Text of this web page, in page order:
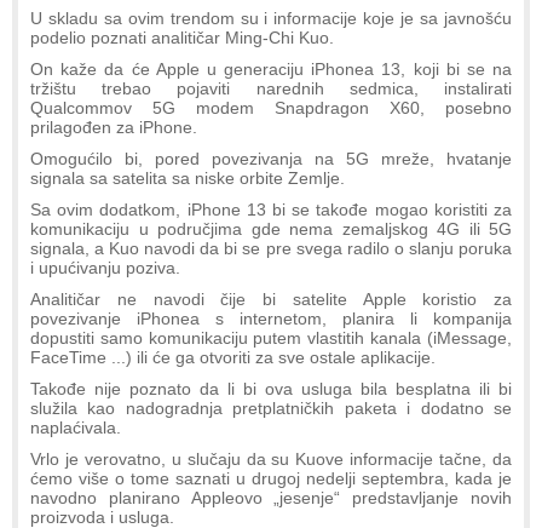
U skladu sa ovim trendom su i informacije koje je sa javnošću
podelio poznati analitičar Ming-Chi Kuo.
On kaže da će Apple u generaciju iPhonea 13, koji bi se na
tržištu trebao pojaviti narednih sedmica, instalirati
Qualcommov 5G modem Snapdragon X60, posebno
prilagođen za iPhone.
Omogućilo bi, pored povezivanja na 5G mreže, hvatanje
signala sa satelita sa niske orbite Zemlje.
Sa ovim dodatkom, iPhone 13 bi se takođe mogao koristiti za
komunikaciju u područjima gde nema zemaljskog 4G ili 5G
signala, a Kuo navodi da bi se pre svega radilo o slanju poruka
i upućivanju poziva.
Analitičar ne navodi čije bi satelite Apple koristio za
povezivanje iPhonea s internetom, planira li kompanija
dopustiti samo komunikaciju putem vlastitih kanala (iMessage,
FaceTime ...) ili će ga otvoriti za sve ostale aplikacije.
Takođe nije poznato da li bi ova usluga bila besplatna ili bi
služila kao nadogradnja pretplatničkih paketa i dodatno se
naplaćivala.
Vrlo je verovatno, u slučaju da su Kuove informacije tačne, da
ćemo više o tome saznati u drugoj nedelji septembra, kada je
navodno planirano Appleovo „jesenje“ predstavljanje novih
proizvoda i usluga.